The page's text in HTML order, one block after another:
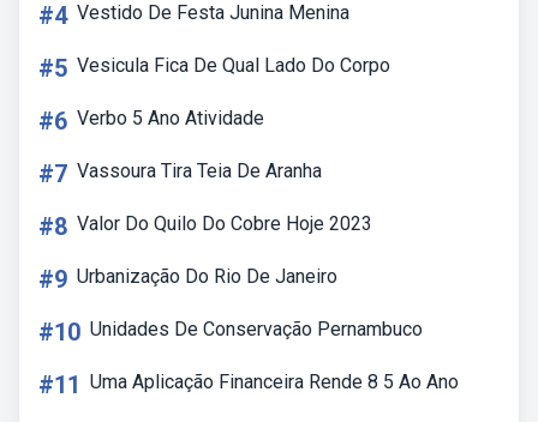
#4 Vestido De Festa Junina Menina
#5 Vesicula Fica De Qual Lado Do Corpo
#6 Verbo 5 Ano Atividade
#7 Vassoura Tira Teia De Aranha
#8 Valor Do Quilo Do Cobre Hoje 2023
#9 Urbanização Do Rio De Janeiro
#10 Unidades De Conservação Pernambuco
#11 Uma Aplicação Financeira Rende 8 5 Ao Ano